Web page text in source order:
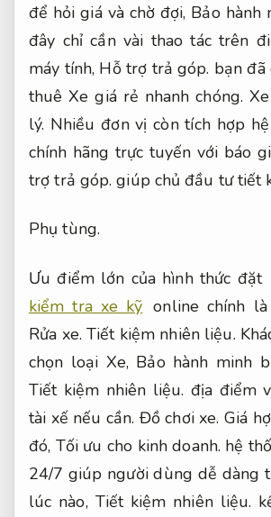
để hỏi giá và chờ đợi, Bảo hành
đây chỉ cần vài thao tác trên
máy tính, Hỗ trợ trả góp. bạn
thuê Xe giá rẻ nhanh chóng.
lý. Nhiều đơn vị còn tích hợp
chính hãng trực tuyến với báo
trợ trả góp. giúp chủ đầu tư tiết
Phụ tùng.
Ưu điểm lớn của hình thức đặt
kiểm tra xe kỹ online chính
Rửa xe. Tiết kiệm nhiên liệu.
chọn loại Xe, Bảo hành minh
Tiết kiệm nhiên liệu. địa điểm
tài xế nếu cần. Đồ chơi xe. Giá
đó, Tối ưu cho kinh doanh. hệ
24/7 giúp người dùng dễ dàng
lúc nào, Tiết kiệm nhiên liệu.